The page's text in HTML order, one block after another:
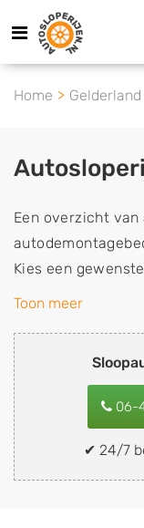
Home Gelderland
06-
✔ 24/7
Een overzicht
Kies een
lijst die
de inkoop van
tweedehands
uw auto, camper,
snel en eenvoudig
demontagebedrijf
naar de sloop of
Toon meer